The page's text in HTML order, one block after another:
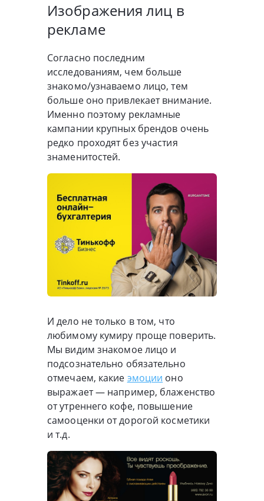
Изображения лиц в
рекламе
Согласно последним
исследованиям, чем больше
знакомо/узнаваемо лицо, тем
больше оно привлекает внимание.
Именно поэтому рекламные
кампании крупных брендов очень
редко проходят без участия
знаменитостей.
И дело не только в том, что
любимому кумиру проще поверить.
Мы видим знакомое лицо и
подсознательно обязательно
отмечаем, какие эмоции оно
выражает — например, блаженство
от утреннего кофе, повышение
самооценки от дорогой косметики
и т.д.